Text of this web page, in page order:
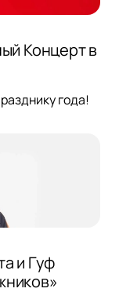
Концерт в
года!
и Гуф